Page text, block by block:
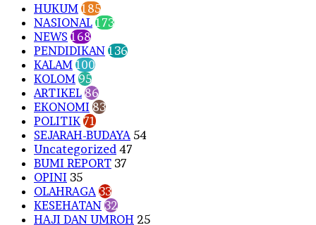
HUKUM 185
NASIONAL 173
NEWS 168
PENDIDIKAN 136
KALAM 100
KOLOM 95
ARTIKEL 86
EKONOMI 83
POLITIK 71
SEJARAH-BUDAYA 54
Uncategorized 47
BUMI REPORT 37
OPINI 35
OLAHRAGA 33
KESEHATAN 32
HAJI DAN UMROH 25